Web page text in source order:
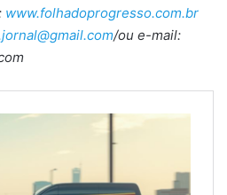
www.folhadoprogresso.com.br
/ou e-mail: